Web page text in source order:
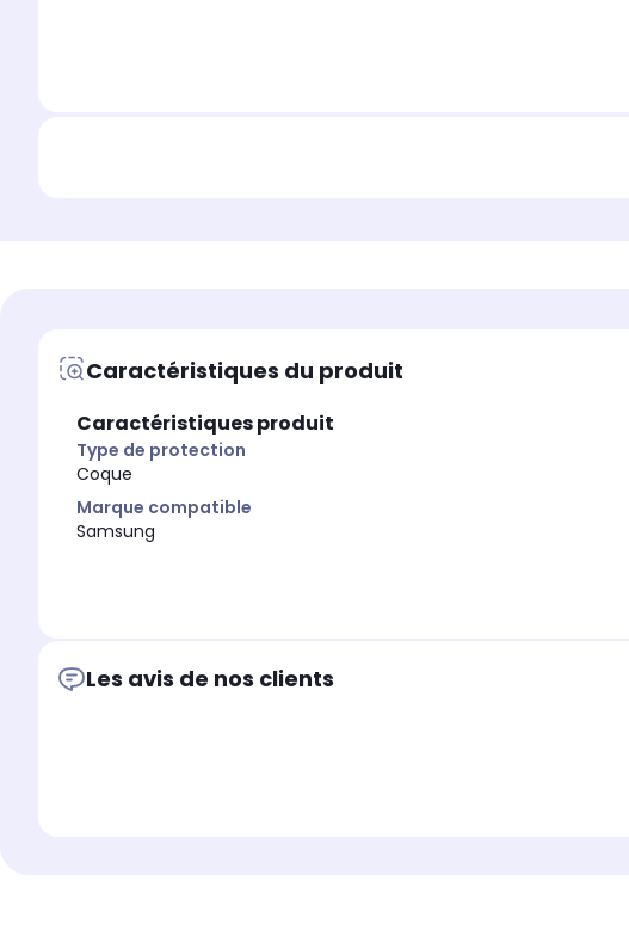
Caractéristiques du produit
Caractéristiques produit
Type de protection
Coque
Marque compatible
Samsung
Les avis de nos clients